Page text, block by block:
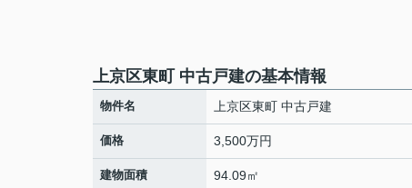
上京区東町 中古戸建の基本情報
物件名 上京区東町 中古戸建
価格 3,500万円
建物面積 94.09㎡